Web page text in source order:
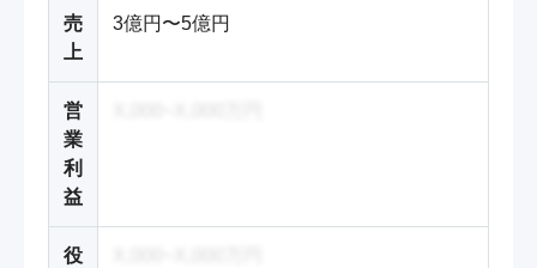
売
上
3億円〜5億円
営
業
利
益
役